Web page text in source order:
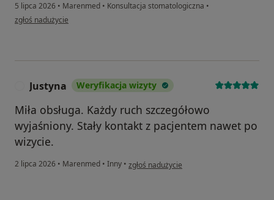
5 lipca 2026 • Marenmed • Konsultacja stomatologiczna •
w opinii użytkownika Anna
zgłoś nadużycie
Justyna Weryfikacja wizyty
Miła obsługa. Każdy ruch szczegółowo
wyjaśniony. Stały kontakt z pacjentem nawet po
wizycie.
2 lipca 2026 • Marenmed • Inny • w opinii użytkownika Justyna
zgłoś nadużycie